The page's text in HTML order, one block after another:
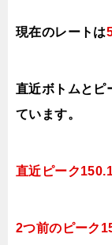
現在のレートは
直近ボトムとピ
ています。
直近ピーク
2つ前のピーク